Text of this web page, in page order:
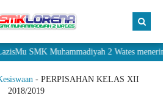
SMK Muhammadiyah 2 Wates menerima
- PERPISAHAN KELAS XII
2018/2019